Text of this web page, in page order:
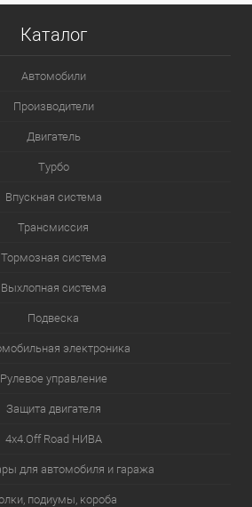
Каталог
Автомобили
Производители
Двигатель
Турбо
Впускная система
Трансмиссия
Тормозная система
Выхлопная система
Подвеска
электроника
Рулевое управление
Защита двигателя
4х4.Off Road НИВА
для автомобиля и гаража
подиумы, короба